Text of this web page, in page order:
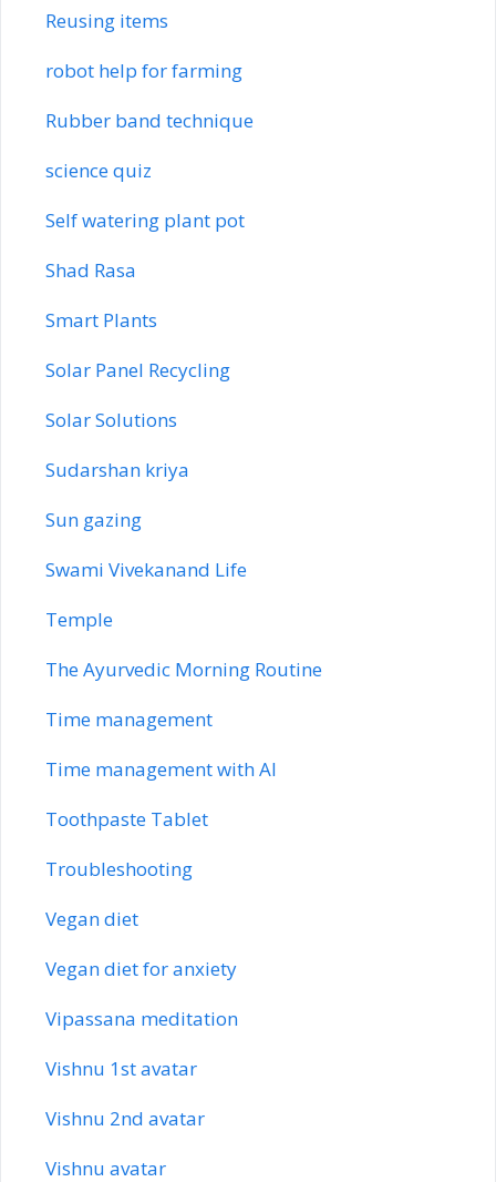
Reusing items
robot help for farming
Rubber band technique
science quiz
Self watering plant pot
Shad Rasa
Smart Plants
Solar Panel Recycling
Solar Solutions
Sudarshan kriya
Sun gazing
Swami Vivekanand Life
Temple
The Ayurvedic Morning Routine
Time management
Time management with AI
Toothpaste Tablet
Troubleshooting
Vegan diet
Vegan diet for anxiety
Vipassana meditation
Vishnu 1st avatar
Vishnu 2nd avatar
Vishnu avatar